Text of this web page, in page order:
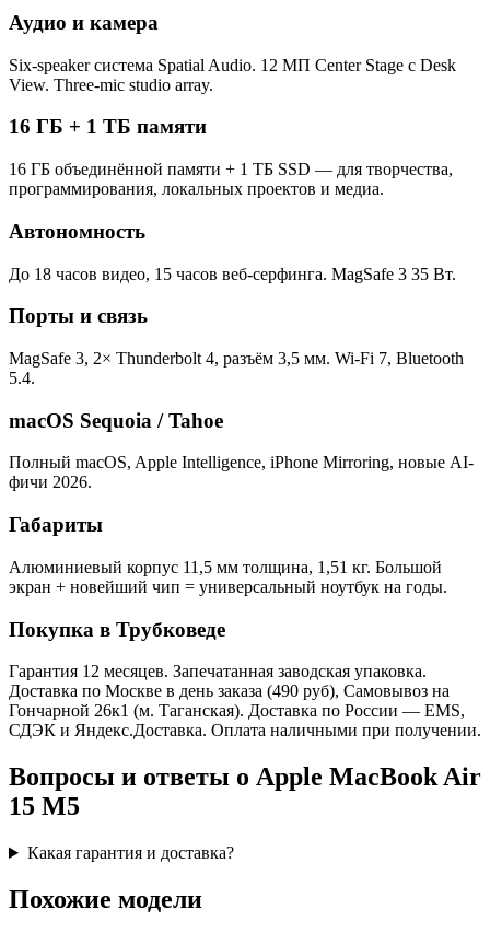
Аудио и камера
Six-speaker система Spatial Audio. 12 МП Center Stage с Desk
View. Three-mic studio array.
16 ГБ + 1 ТБ памяти
16 ГБ объединённой памяти + 1 ТБ SSD — для творчества,
программирования, локальных проектов и медиа.
Автономность
До 18 часов видео, 15 часов веб-серфинга. MagSafe 3 35 Вт.
Порты и связь
MagSafe 3, 2× Thunderbolt 4, разъём 3,5 мм. Wi-Fi 7, Bluetooth
5.4.
macOS Sequoia / Tahoe
Полный macOS, Apple Intelligence, iPhone Mirroring, новые AI-
фичи 2026.
Габариты
Алюминиевый корпус 11,5 мм толщина, 1,51 кг. Большой
экран + новейший чип = универсальный ноутбук на годы.
Покупка в Трубковеде
Гарантия 12 месяцев. Запечатанная заводская упаковка.
Доставка по Москве в день заказа (490 руб), Самовывоз на
Гончарной 26к1 (м. Таганская). Доставка по России — EMS,
СДЭК и Яндекс.Доставка. Оплата наличными при получении.
Вопросы и ответы о Apple MacBook Air
15 M5
Какая гарантия и доставка?
Похожие модели